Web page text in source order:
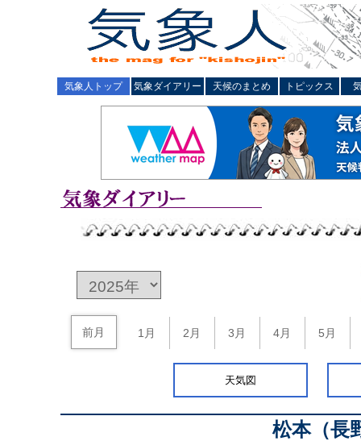
気象人トップ 気象ダイアリー 天候のまとめ トピックス
前月 1月 2月 3月 4月 5月
天気図
松本（長